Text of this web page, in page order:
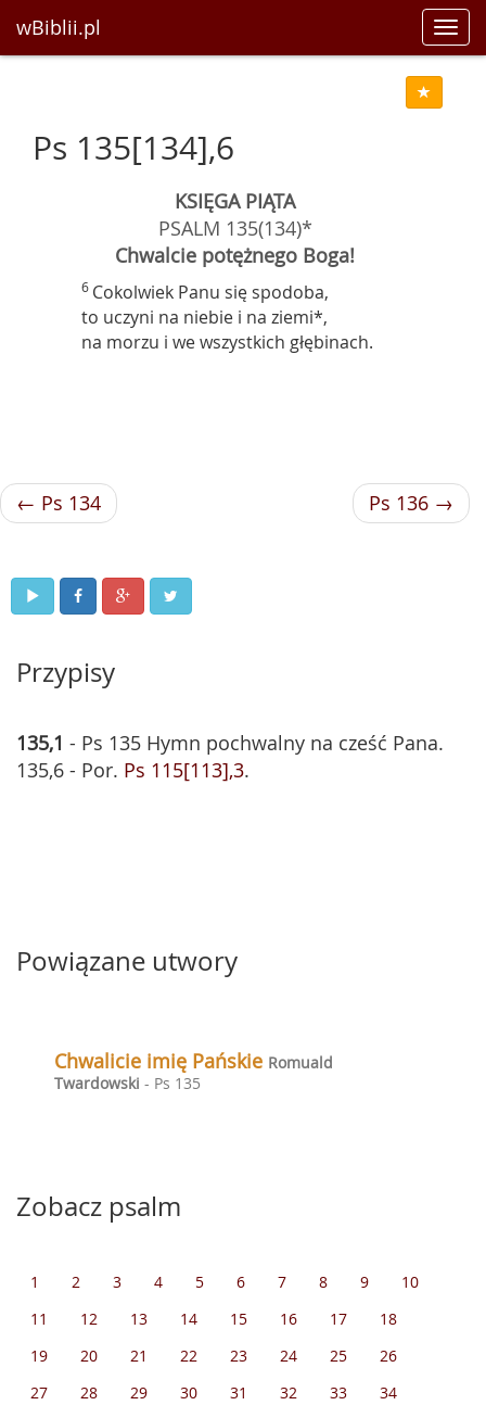
wBiblii.pl
Ps 135[134],6
KSIĘGA PIĄTA
PSALM 135(134)*
Chwalcie potężnego Boga!
6 Cokolwiek Panu się spodoba,
to uczyni na niebie i na ziemi*,
na morzu i we wszystkich głębinach.
← Ps 134 Ps 136 →
Przypisy
135,1 - Ps 135 Hymn pochwalny na cześć Pana.
135,6 - Por. Ps 115[113],3.
Powiązane utwory
Chwalicie imię Pańskie Romuald
Twardowski - Ps 135
Zobacz psalm
1 2 3 4 5 6 7 8 9
10
11
12 13 14 15 16 17
18
19
20 21 22 23 24 25
26
27
28 29 30 31 32 33
34